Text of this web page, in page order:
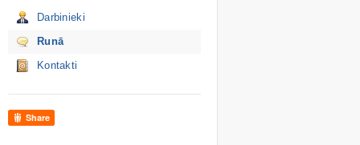
Darbinieki
Runā
Kontakti
Share